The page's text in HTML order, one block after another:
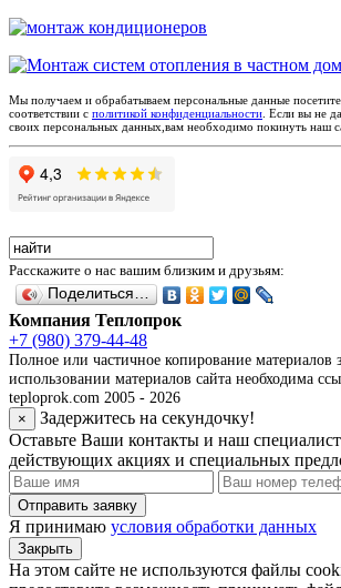
Мы получаем и обрабатываем персональные данные
соответствии с политикой конфиденциальности . Если вы не
своих персональных данных,вам необходимо покинуть наш
Расскажите о нас вашим близким и друзьям:
Поделиться…
Компания Теплопрок
+7 (980) 379-44-48
Полное или частичное копирование материалов
использовании материалов сайта необходима
teploprok.com 2005 - 2026
×
Задержитесь на секундочку!
Оставьте Ваши контакты и наш
действующих акциях и специальных
Отправить заявку
Я принимаю условия обработки данных
Закрыть
На этом сайте не используются файлы